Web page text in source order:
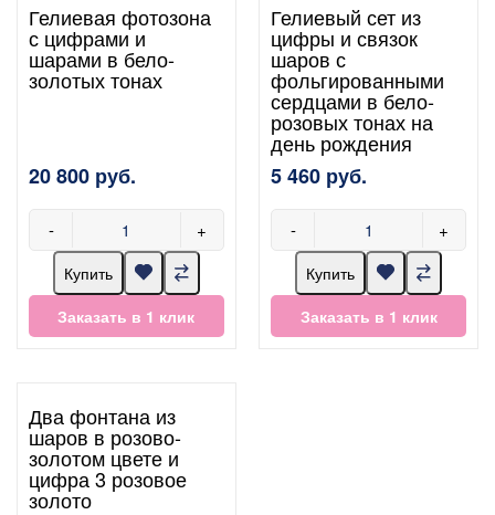
Гелиевая фотозона
с цифрами и
шарами в бело-
золотых тонах
20 800 руб.
- +
Купить
Заказать в 1 клик
Гелиевый сет из
цифры и связок
шаров с
фольгированными
сердцами в бело-
розовых тонах на
день рождения
5 460 руб.
- +
Купить
Заказать в 1 клик
Два фонтана из
шаров в розово-
золотом цвете и
цифра 3 розовое
золото